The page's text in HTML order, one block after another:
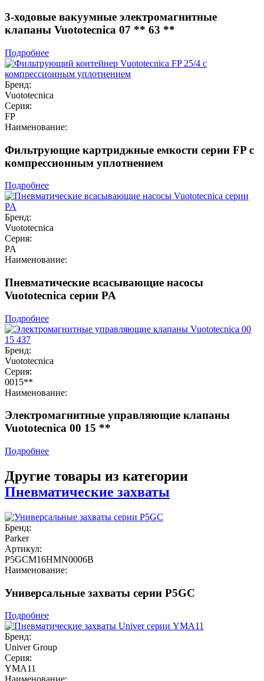
3-ходовые вакуумные электромагнитные
клапаны Vuototecnica 07 ** 63 **
Подробнее
Бренд:
Vuototecnica
Серия:
FP
Наименование:
Фильтрующие картриджные емкости серии FP с
компрессионным уплотнением
Подробнее
Бренд:
Vuototecnica
Серия:
PA
Наименование:
Пневматические всасывающие насосы
Vuototecnica серии PA
Подробнее
Бренд:
Vuototecnica
Серия:
0015**
Наименование:
Электромагнитные управляющие клапаны
Vuototecnica 00 15 **
Подробнее
Другие товары из категории
Пневматические захваты
Бренд:
Parker
Артикул:
P5GCM16HMN0006B
Наименование:
Универсальные захваты серии P5GC
Подробнее
Бренд:
Univer Group
Серия:
YMA11